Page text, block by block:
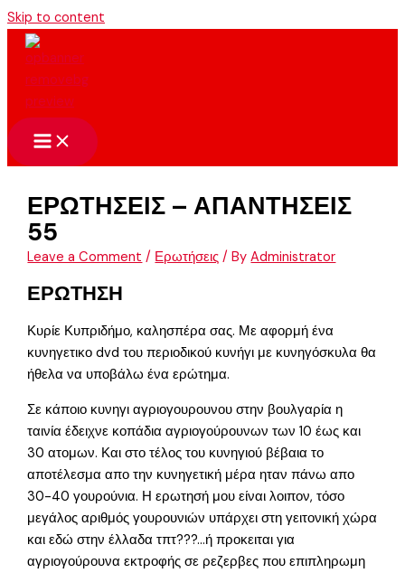
Skip to content
ΕΡΩΤΗΣΕΙΣ – ΑΠΑΝΤΗΣΕΙΣ
55
Leave a Comment / Ερωτήσεις / ByAdministrator
ΕΡΩΤΗΣΗ
Κυρίε Κυπριδήμο, καλησπέρα σας. Με αφορμή ένα
κυνηγετικο dvd του περιοδικού κυνήγι με κυνηγόσκυλα θα
ήθελα να υποβάλω ένα ερώτημα.
Σε κάποιο κυνηγι αγριογουρουνου στην βουλγαρία η
ταινία έδειχνε κοπάδια αγριογούρουνων των 10 έως και
30 ατομων. Και στο τέλος του κυνηγιού βέβαια το
αποτέλεσμα απο την κυνηγετική μέρα ηταν πάνω απο
30-40 γουρούνια. Η ερωτησή μου είναι λοιπον, τόσο
μεγάλος αριθμός γουρουνιών υπάρχει στη γειτονική χώρα
και εδώ στην έλλαδα τπτ???…ή προκειται για
αγριογούρουνα εκτροφής σε ρεζερβες που επιπληρωμη